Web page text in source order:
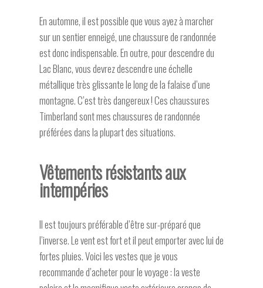
En automne, il est possible que vous ayez à marcher
sur un sentier enneigé, une chaussure de randonnée
est donc indispensable. En outre, pour descendre du
Lac Blanc, vous devrez descendre une échelle
métallique très glissante le long de la falaise d’une
montagne. C’est très dangereux ! Ces chaussures
Timberland sont mes chaussures de randonnée
préférées dans la plupart des situations.
Vêtements résistants aux
intempéries
Il est toujours préférable d’être sur-préparé que
l’inverse. Le vent est fort et il peut emporter avec lui de
fortes pluies. Voici les vestes que je vous
recommande d’acheter pour le voyage : la veste